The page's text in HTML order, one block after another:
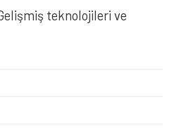
teknolojileri ve